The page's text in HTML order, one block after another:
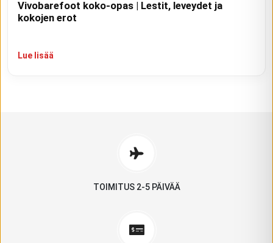
Vivobarefoot koko-opas | Lestit, leveydet ja
kokojen erot
Lue lisää
TOIMITUS 2-5 PÄIVÄÄ